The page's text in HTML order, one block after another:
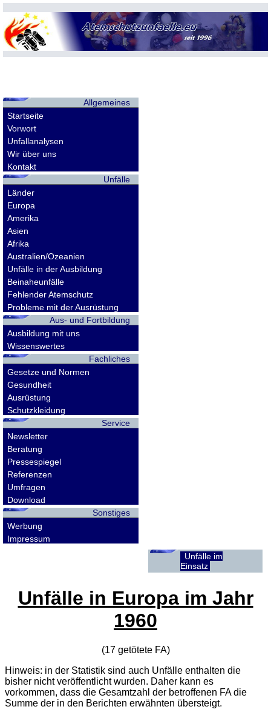
Allgemeines
Startseite
Vorwort
Unfallanalysen
Wir über uns
Kontakt
Unfälle
Länder
Europa
Amerika
Asien
Afrika
Australien/Ozeanien
Unfälle in der Ausbildung
Beinaheunfälle
Fehlender Atemschutz
Probleme mit der Ausrüstung
Aus- und Fortbildung
Ausbildung mit uns
Wissenswertes
Fachliches
Gesetze und Normen
Gesundheit
Ausrüstung
Schutzkleidung
Service
Newsletter
Beratung
Pressespiegel
Referenzen
Umfragen
Download
Sonstiges
Werbung
Impressum
Unfälle im
Einsatz
Unfälle in Europa im Jahr
1960
(17 getötete FA)
Hinweis: in der Statistik sind auch Unfälle enthalten die
bisher nicht veröffentlicht wurden. Daher kann es
vorkommen, dass die Gesamtzahl der betroffenen FAdie
Summe der in den Berichten erwähnten übersteigt.